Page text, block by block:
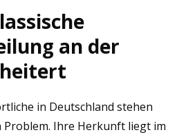
an der
in Deutschland stehen
Ihre Herkunft liegt im